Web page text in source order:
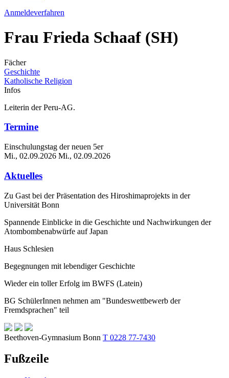
Anmeldeverfahren
Frau Frieda Schaaf (SH)
Fächer
Geschichte
Katholische Religion
Infos
Leiterin der Peru-AG.
Termine
Einschulungstag der neuen 5er
Mi., 02.09.2026 Mi., 02.09.2026
Aktuelles
Zu Gast bei der Präsentation des Hiroshimaprojekts in der
Universität Bonn
Spannende Einblicke in die Geschichte und Nachwirkungen der
Atombombenabwürfe auf Japan
Haus Schlesien
Begegnungen mit lebendiger Geschichte
Wieder ein toller Erfolg im BWFS (Latein)
BG SchülerInnen nehmen am "Bundeswettbewerb der
Fremdsprachen" teil
Beethoven-Gymnasium Bonn T 0228 77-7430
Fußzeile